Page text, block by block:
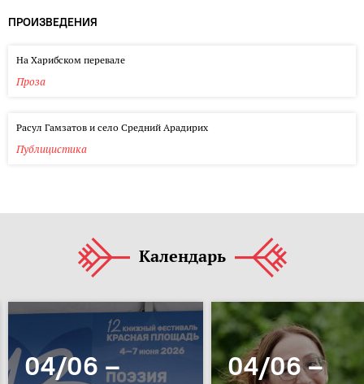
ПРОИЗВЕДЕНИЯ
На Харибском перевале
Проза
Расул Гамзатов и село Средний Арадирих
Публицистика
Календарь
04/06 –
04/06 –